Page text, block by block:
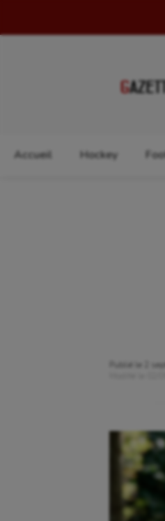
Accueil Hockey
Publié le
2